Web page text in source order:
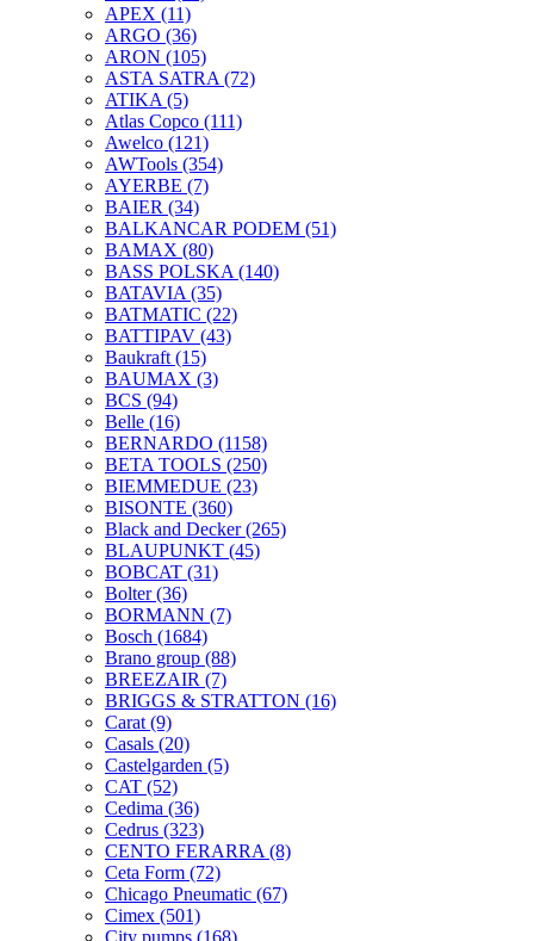
APEX (11)
ARGO (36)
ARON (105)
ASTA SATRA (72)
ATIKA (5)
Atlas Copco (111)
Awelco (121)
AWTools (354)
AYERBE (7)
BAIER (34)
BALKANCAR PODEM (51)
BAMAX (80)
BASS POLSKA (140)
BATAVIA (35)
BATMATIC (22)
BATTIPAV (43)
Baukraft (15)
BAUMAX (3)
BCS (94)
Belle (16)
BERNARDO (1158)
BETA TOOLS (250)
BIEMMEDUE (23)
BISONTE (360)
Black and Decker(265)
BLAUPUNKT (45)
BOBCAT (31)
Bolter(36)
BORMANN (7)
Bosch (1684)
Brano group (88)
BREEZAIR (7)
BRIGGS & STRATTON (16)
Carat (9)
Casals (20)
Castelgarden (5)
CAT (52)
Cedima (36)
Cedrus (323)
CENTO FERARRA (8)
Ceta Form (72)
Chicago Pneumatic (67)
Cimex (501)
City pumps (168)